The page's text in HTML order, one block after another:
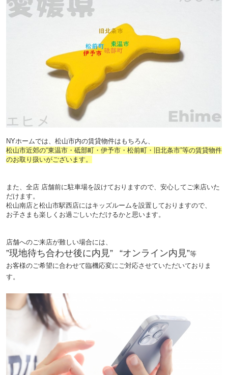
NYホームでは、松山市内の賃貸物件はもちろん、
松山市近郊の“東温市・砥部町・伊予市・松前町・旧北条市”等の賃貸物件
のお取り扱いがございます。
また、全店 店舗前に駐車場を設けておりますので、安心してご来店いた
だけます。
松山南店と松山市駅西店にはキッズルームを設置しておりますので、
お子さまも楽しくお過ごしいただけるかと思います。
店舗へのご来店が難しい場合には、
”現地待ち合わせ後に内見” “オンライン内見”等
お客様のご希望に合わせて臨機応変にご対応させていただいておりま
す。